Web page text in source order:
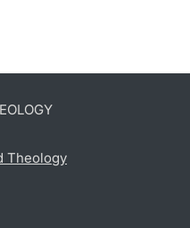
Theology